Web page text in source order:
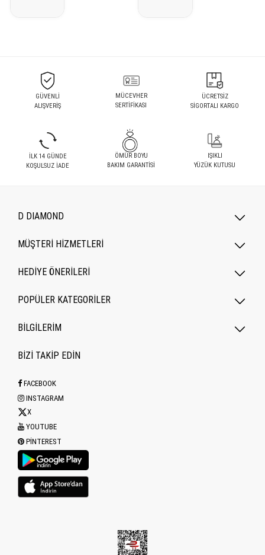
GÜVENLİ
ALIŞVERİŞ
MÜCEVHER
SERTİFİKASI
ÜCRETSİZ
SİGORTALI KARGO
İLK 14 GÜNDE
KOŞULSUZ İADE
ÖMÜR BOYU
BAKIM GARANTİSİ
IŞIKLI
YÜZÜK KUTUSU
D DIAMOND
MÜŞTERİ HİZMETLERİ
HEDİYE ÖNERİLERİ
POPÜLER KATEGORILER
BİLGİLERİM
BİZİ TAKİP EDİN
FACEBOOK
INSTAGRAM
X
YOUTUBE
PINTEREST